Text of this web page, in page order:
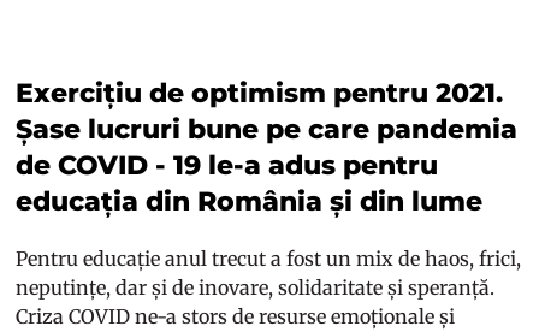
Exercițiu de optimism pentru 2021.
Șase lucruri bune pe care pandemia
de COVID - 19 le-a adus pentru
educația din România și din lume
Pentru educație anul trecut a fost un mix de haos, frici,
neputințe, dar și de inovare, solidaritate și speranță.
Criza COVID ne-a stors de resurse emoționale și